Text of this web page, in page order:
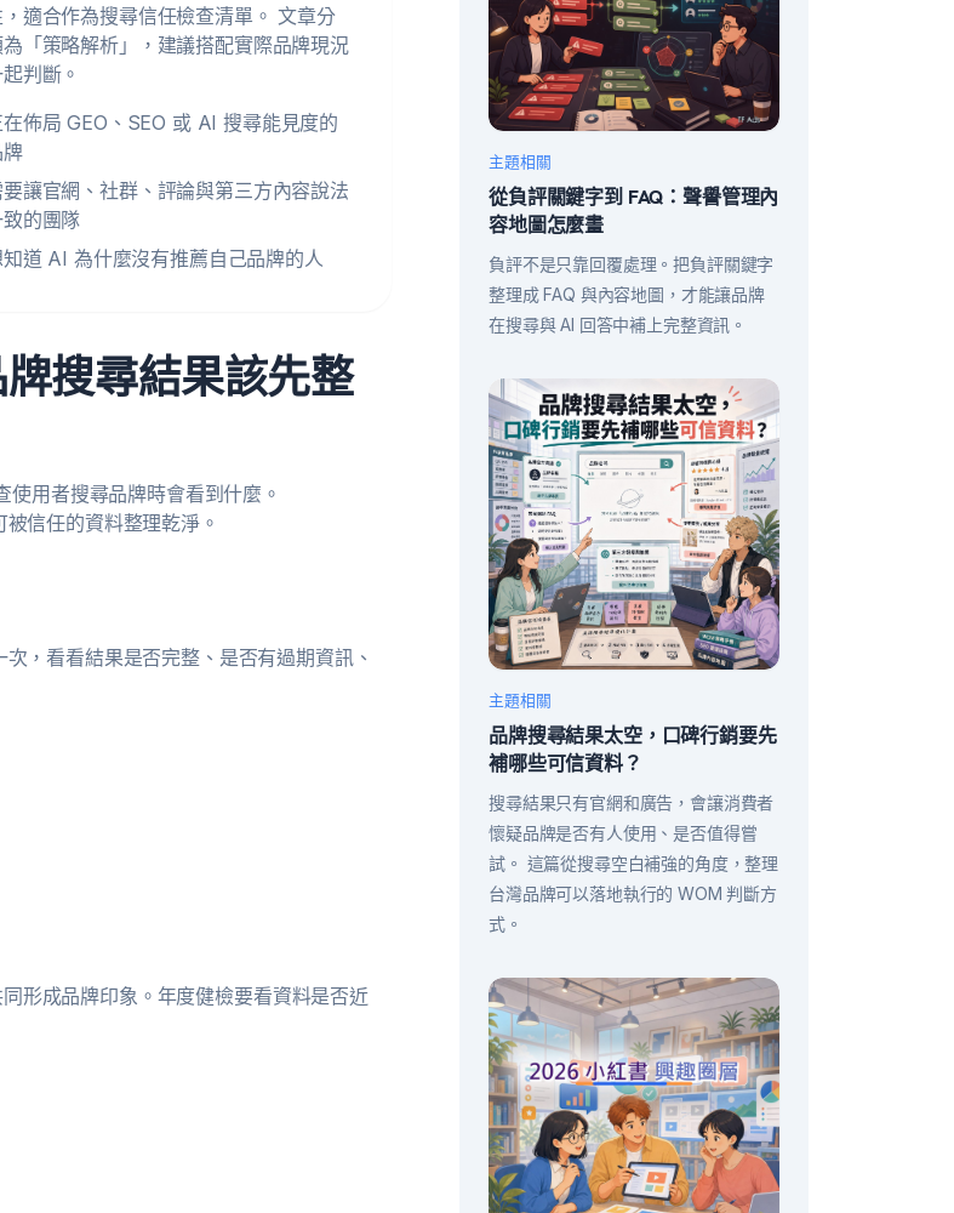
適合作為搜尋信任檢查清單。 文章分
「策略解析」，建議搭配實際品牌現況
判斷。
在佈局 GEO、SEO 或 AI 搜尋能見度的
要讓官網、社群、評論與第三方內容說法
的團隊
道 AI 為什麼沒有推薦自己品牌的人
搜尋結果該先整
用者搜尋品牌時會看到什麼。
信任的資料整理乾淨。
，看看結果是否完整、是否有過期資訊、
形成品牌印象。年度健檢要看資料是否近
主題相關
從負評關鍵字到 FAQ：聲譽管理內
容地圖怎麼畫
負評不是只靠回覆處理。把負評關鍵字
整理成 FAQ 與內容地圖，才能讓品牌
在搜尋與 AI 回答中補上完整資訊。
主題相關
品牌搜尋結果太空，口碑行銷要先
補哪些可信資料？
搜尋結果只有官網和廣告，會讓消費者
懷疑品牌是否有人使用、是否值得嘗
試。 這篇從搜尋空白補強的角度，整理
台灣品牌可以落地執行的 WOM 判斷方
式。